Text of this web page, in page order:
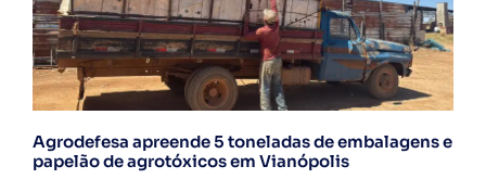
Agrodefesa apreende 5 toneladas de embalagens e
papelão de agrotóxicos em Vianópolis